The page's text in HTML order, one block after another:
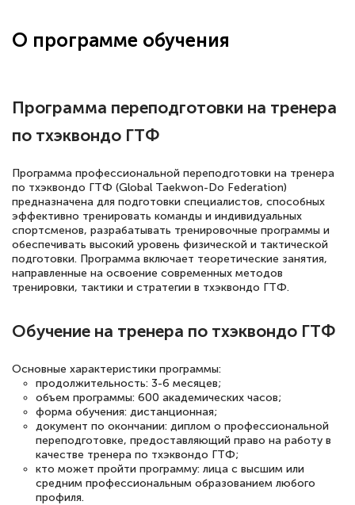
большое количество методических
Знаток города 5 уровня
18 марта 2026
Выражаю благодарность за курс
повышения квалификации "Эксперт ЕГЭ по
русскому языку и литературе". Много
подготовиться к тестированию. Это
статьи. Времени на подготовку
достаточно. Курс помогает пройти
аттестацию в школе. Спасибо!
Евгения Коротких
О программе обучения
Программа переподготовки на тренера
по тхэквондо ГТФ
Программа профессиональной переподготовки на тренера
по тхэквондо ГТФ (Global Taekwon-Do Federation)
предназначена для подготовки специалистов, способных
эффективно тренировать команды и индивидуальных
спортсменов, разрабатывать тренировочные программы и
обеспечивать высокий уровень физической и тактической
подготовки. Программа включает теоретические занятия,
направленные на освоение современных методов
тренировки, тактики и стратегии в тхэквондо ГТФ.
Обучение на тренера по тхэквондо ГТФ
Основные характеристики программы:
продолжительность: 3-6 месяцев;
объем программы: 600 академических часов;
форма обучения: дистанционная;
документ по окончании: диплом о профессиональной
переподготовке, предоставляющий право на работу в
качестве тренера по тхэквондо ГТФ;
кто может пройти программу: лица с высшим или
средним профессиональным образованием любого
профиля.